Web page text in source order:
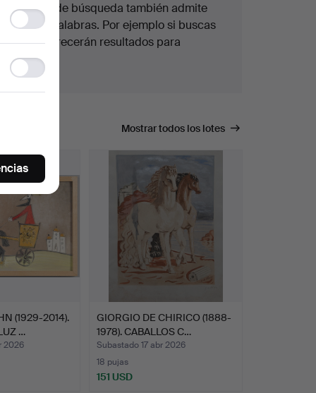
La función de búsqueda también admite
partes de palabras. Por ejemplo si buscas
te aparecerán resultados para
brazalete
Mostrar todos los lotes
(1929-2014).
…
2026
GIORGIO DE CHIRICO (1888-
1978). CABALLOS C…
Subastado 17 abr 2026
18 pujas
151 USD
Statistics
storage
Ad
storage